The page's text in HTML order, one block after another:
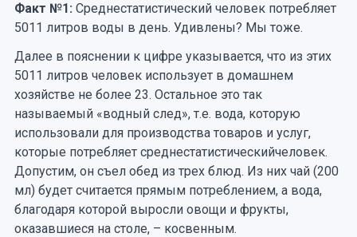
Факт №1: Среднестатистический человек потребляет
5011 литров воды в день. Удивлены? Мы тоже.
Далее в пояснении к цифре указывается, что из этих
5011 литров человек использует в домашнем
хозяйстве не более 23. Остальное это так
называемый «водный след», т.е. вода, которую
использовали для производства товаров и услуг,
которые потребляет среднестатистическийчеловек.
Допустим, он съел обед из трех блюд. Из них чай (200
мл) будет считается прямым потреблением, а вода,
благодаря которой выросли овощи и фрукты,
оказавшиеся на столе, – косвенным.